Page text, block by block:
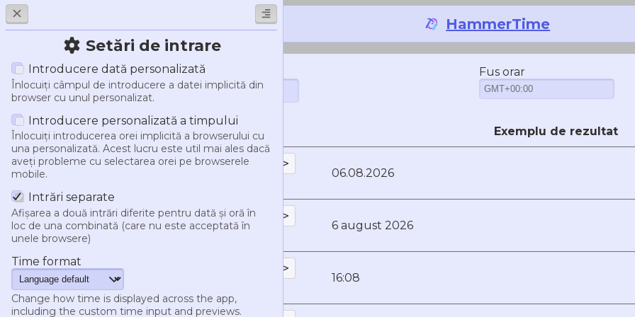
HammerTime
Setări de intrare
Introducere dată personalizată
Înlocuiți câmpul de introducere a datei implicită din
browser cu unul personalizat.
Introducere personalizată a timpului
Înlocuiți introducerea orei implicită a browserului cu
una personalizată. Acest lucru este util mai ales dacă
aveți probleme cu selectarea orei pe browserele
mobile.
Intrări separate
Afișarea a două intrări diferite pentru dată și oră în
loc de una combinată (care nu este acceptată în
unele browsere)
Time format
Change how time is displayed across the app,
including the custom time input and previews.
Generați indicatori de timp pentru mesajele de
Data și timpu Fus orar
Sintaxa chat-ului Exemplu de rezultat
<t:1786025280:d>
06.08.2026
<t:1786025280:D>
6 august 2026
<t:1786025280:t>
16:08